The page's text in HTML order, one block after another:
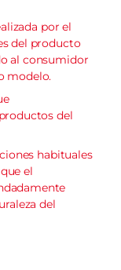
por el
del producto
al consumidor
modelo.
del
habituales
el
del